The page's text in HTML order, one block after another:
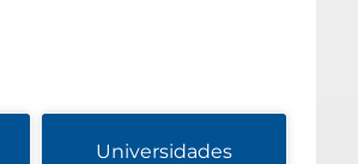
Universidades